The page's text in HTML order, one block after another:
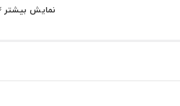
نمایش بیشتر